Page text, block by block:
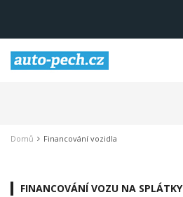
Domů Financování vozidla
FINANCOVÁNÍ VOZU NA SPLÁTKY